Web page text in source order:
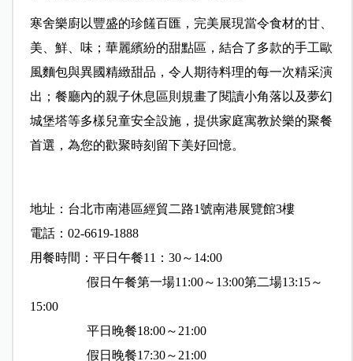
寒舍樂廚以豐盛的珍饈百匯，完美展現當令食材的甘、
美、鮮、味；華麗繽紛的甜點區，結合了多款的手工歐
風麵包與異國精緻甜品，令人期待料理的每一次精采演
出；餐廳內的親子休息區則規畫了閱讀小角落以及夢幻
城堡塔等多樣兒童安全設施，提供家庭寓教於樂的聚餐
首選，為您的歡聚時刻留下美好回憶。
地址：台北市南港區經貿二路1號南港展覽館3樓
電話：02-6619-1888
用餐時間：平日午餐11：30～14:00
假日午餐第一場11:00～13:00第二場13:15～
15:00
平日晚餐18:00～21:00
假日晚餐17:30～21:00